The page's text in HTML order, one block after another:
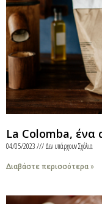
La Colomba, ένα
04/05/2023 Δεν υπάρχουν Σχόλια
Διαβάστε περισσότερα »